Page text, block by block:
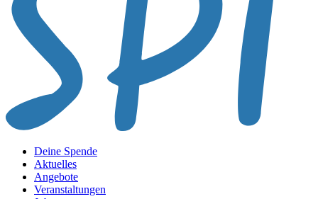
Deine Spende
Aktuelles
Angebote
Veranstaltungen